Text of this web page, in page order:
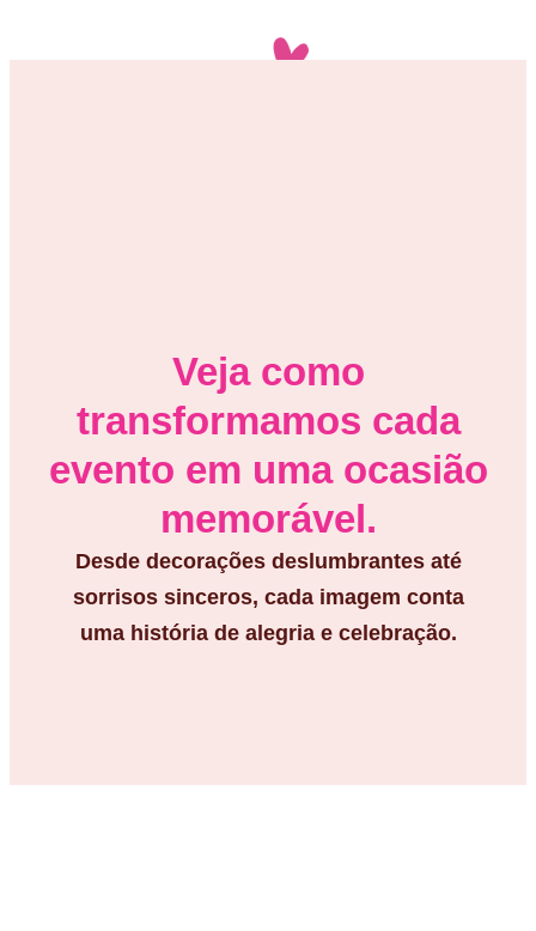
Veja como
transformamos cada
evento em uma ocasião
memorável.
Desde decorações deslumbrantes até
sorrisos sinceros, cada imagem conta
uma história de alegria e celebração.